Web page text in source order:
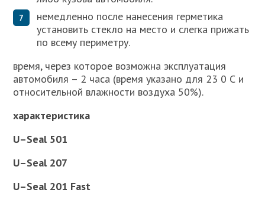
немедленно после нанесения герметика
установить стекло на место и слегка прижать
по всему периметру.
время, через которое возможна эксплуатация
автомобиля – 2 часа (время указано для 23 0 С и
относительной влажности воздуха 50%).
характеристика
U–Seal 501
U–Seal 207
U–Seal 201 Fast